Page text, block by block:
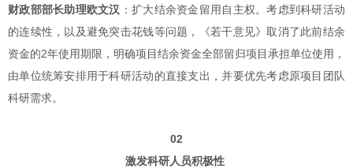
财政部部长助理欧文汉 ：扩大结余资金留用自主权。考虑到科研活动
的连续性，以及避免突击花钱等问题，《若干意见》取消了此前结余
资金的2年使用期限，明确项目结余资金全部留归项目承担单位使用，
由单位统筹安排用于科研活动的直接支出，并要优先考虑原项目团队
科研需求。
02
激发科研人员积极性